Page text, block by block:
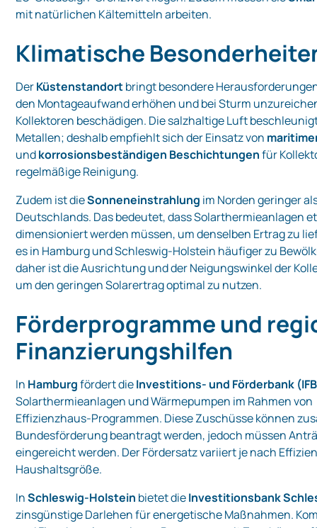
mit natürlichen Kältemitteln arbeiten.
Klimatische
DerKüstenstandortbringt besondere
den Montageaufwand erhöhen und bei Sturm
Kollektoren beschädigen. Die salzhaltige Luft
Metallen; deshalb empfiehlt sich der Einsatz von
undkorrosionsbeständigen Beschichtungenfür
regelmäßige Reinigung.
Zudem ist dieSonneneinstrahlung im Norden geringer
Deutschlands. Das bedeutet, dass Solarthermieanlagen
dimensioniert werden müssen, um denselben Ertrag zu
es in Hamburg und Schleswig‑Holstein häufiger zu
daher ist die Ausrichtung und der Neigungswinkel der
um den geringen Solarertrag optimal zu nutzen.
Förderprogramme und
Finanzierungshilfen
In Hamburgfördert dieInvestitions‑ und Förderbank
Solarthermieanlagen und Wärmepumpen im Rahmen von
Effizienzhaus‑Programmen. Diese Zuschüsse können
Bundesförderung beantragt werden, jedoch müssen
eingereicht werden. Der Fördersatz variiert je nach
Haushaltsgröße.
InSchleswig‑Holstein bietet dieInvestitionsbank
zinsgünstige Darlehen für energetische Maßnahmen.